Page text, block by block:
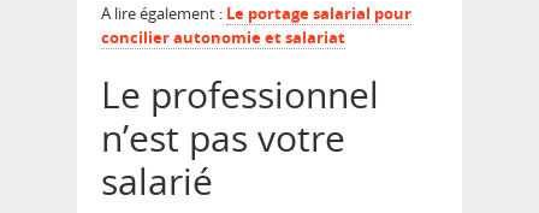
A lire également : Le portage salarial pour
concilier autonomie et salariat
Le professionnel
n’est pas votre
salarié